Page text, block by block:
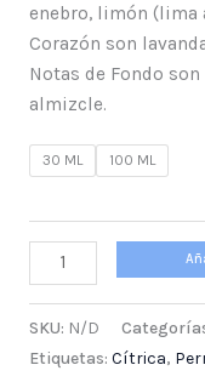
enebro, limón (lima
Corazón son
Notas de Fondo
almizcle.
30 ML 100 ML
SKU: N/D
Etiquetas: Cítrica,